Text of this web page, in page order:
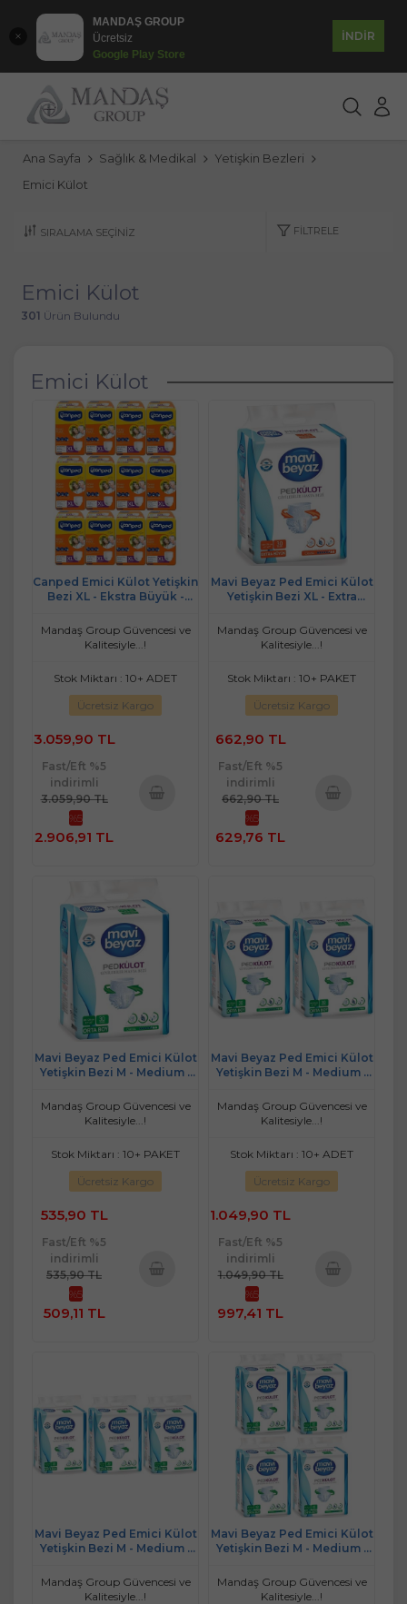
MANDAŞ GROUP
Ücretsiz
Google Play Store
İNDİR
Ana Sayfa Sağlık & Medikal
Yetişkin Bezleri
Emici Külot
FILTRELE
Emici Külot
301 Ürün Bulundu
Emici Külot
Canped Emici Külot Yetişkin
Bezi XL - Ekstra Büyük -
Mandaş Group Güvencesi ve
Kalitesiyle...!
Stok Miktarı : 10+ ADET
Ücretsiz Kargo
3.059,90 TL
Fast/Eft %5
indirimli
3.059,90 TL
%5
2.906,91 TL
Mavi Beyaz Ped Emici Külot
Yetişkin Bezi XL - Extra
Adet)
Mandaş Group Güvencesi ve
Kalitesiyle...!
Stok Miktarı : 10+ PAKET
Ücretsiz Kargo
662,90 TL
Fast/Eft %5
indirimli
662,90 TL
%5
629,76 TL
Mavi Beyaz Ped Emici Külot
Yetişkin Bezi M - Medium -
Mandaş Group Güvencesi ve
Kalitesiyle...!
Stok Miktarı : 10+ PAKET
Ücretsiz Kargo
535,90 TL
Fast/Eft %5
indirimli
535,90 TL
%5
509,11 TL
Mavi Beyaz Ped Emici Külot
Yetişkin Bezi M - Medium -
Mandaş Group Güvencesi ve
Kalitesiyle...!
Stok Miktarı : 10+ ADET
Ücretsiz Kargo
1.049,90 TL
Fast/Eft %5
indirimli
1.049,90 TL
%5
997,41 TL
Mavi Beyaz Ped Emici Külot
Yetişkin Bezi M - Medium -
Mandaş Group Güvencesi ve
Kalitesiyle...!
Mavi Beyaz Ped Emici Külot
Yetişkin Bezi M - Medium -
Mandaş Group Güvencesi ve
Kalitesiyle...!